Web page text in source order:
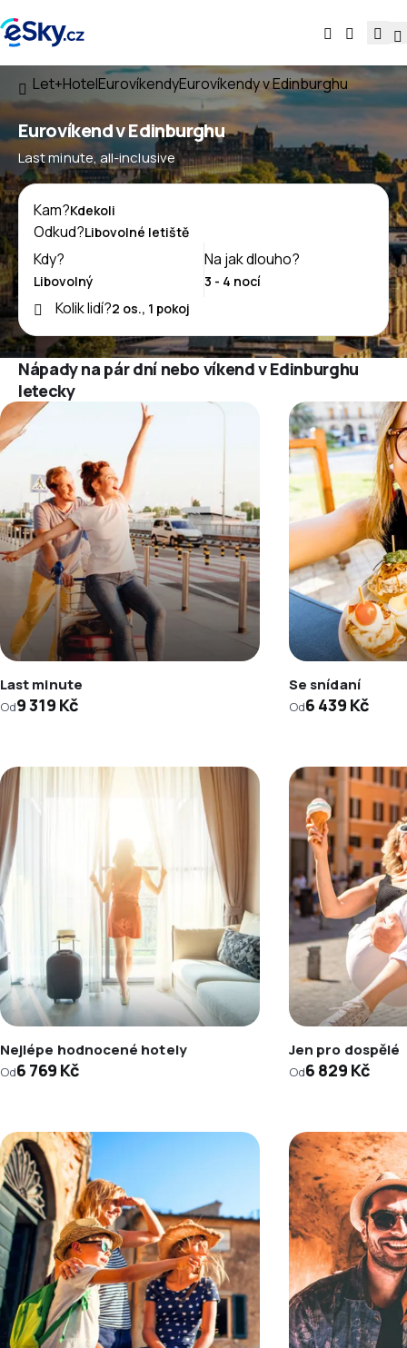
Let+HotelEurovíkendyEurovíkendy v Edinburghu
Eurovíkend v Edinburghu
Last minute, all-inclusive
Kam?
Odkud?
Kdy?
Na jak dlouho?
Kolik lidí?
Nápady na pár dní nebo víkend v Edinburghu
letecky
Last minute
Od9 319 Kč
Se snídaní
Od6 439 Kč
Nejlépe hodnocené hotely
Od6 769 Kč
Jen pro dospělé
Od6 829 Kč